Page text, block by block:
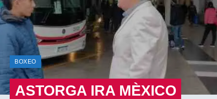
BOXEO
ASTORGA IRA MÈXICO